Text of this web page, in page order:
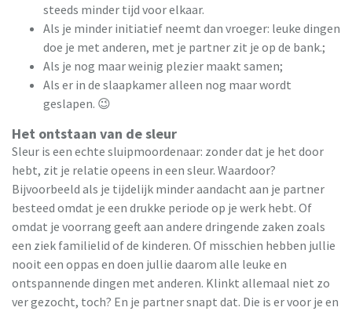
steeds minder tijd voor elkaar.
Als je minder initiatief neemt dan vroeger: leuke dingen
doe je met anderen, met je partner zit je op de bank.;
Als je nog maar weinig plezier maakt samen;
Als er in de slaapkamer alleen nog maar wordt
geslapen. 😉
Het ontstaan van de sleur
Sleur is een echte sluipmoordenaar: zonder dat je het door
hebt, zit je relatie opeens in een sleur. Waardoor?
Bijvoorbeeld als je tijdelijk minder aandacht aan je partner
besteed omdat je een drukke periode op je werk hebt. Of
omdat je voorrang geeft aan andere dringende zaken zoals
een ziek familielid of de kinderen. Of misschien hebben jullie
nooit een oppas en doen jullie daarom alle leuke en
ontspannende dingen met anderen. Klinkt allemaal niet zo
ver gezocht, toch? En je partner snapt dat. Die is er voor je en